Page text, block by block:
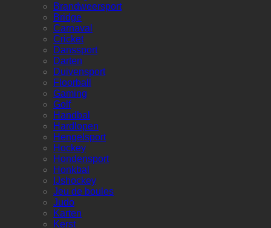
Brandweersport
Bridge
Carnaval
Cricket
Danssport
Darten
Duivensport
Floorball
Gaming
Golf
Handbal
Hardlopen
Hengelsport
Hockey
Hondensport
Honkbal
IJshockey
Jeu de boules
Judo
Karten
Kerst